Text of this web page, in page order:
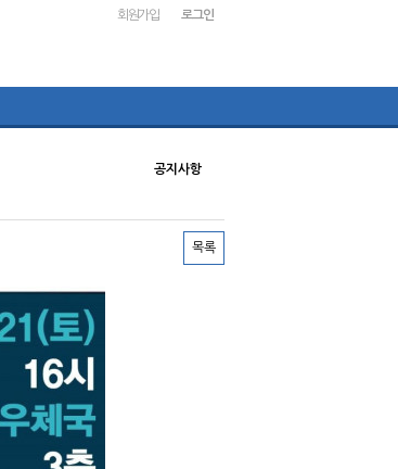
회원가입 로그인
공지사항
목록